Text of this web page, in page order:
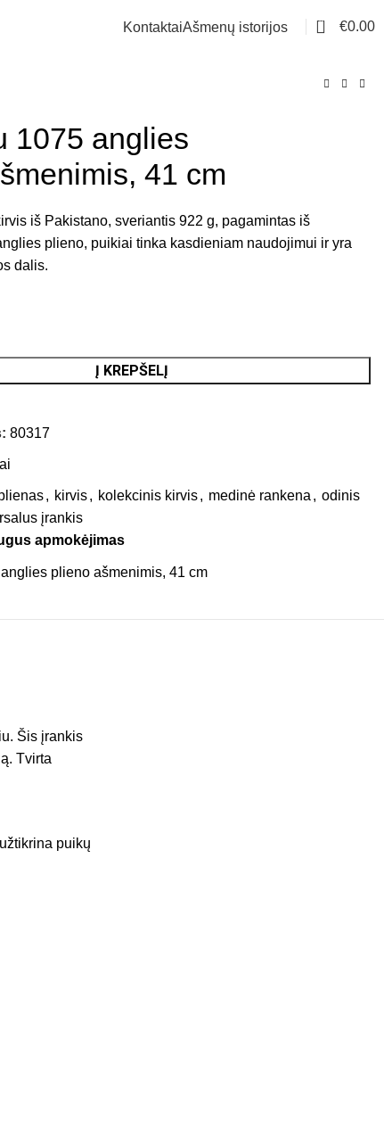
KontaktaiAšmenų istorijos 0 €0.00
1075 anglies
41 cm
iš Pakistano, sveriantis 922 g, pagamintas iš
plieno, puikiai tinka kasdieniam naudojimui ir yra
dalis.
Į KREPŠELĮ
80317
, kirvis, kolekcinis kirvis, medinė rankena , odinis
įrankis
apmokėjimas
Šis įrankis
Tvirta
puikų